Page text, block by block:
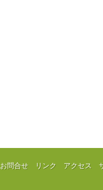
お問合せ リンク アクセス